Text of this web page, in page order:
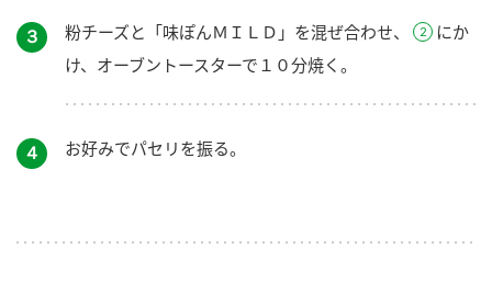
３ 粉チーズと「味ぽんＭＩＬＤ」を混ぜ合わせ、
にか
け、オーブントースターで１０分焼く。
４ お好みでパセリを振る。